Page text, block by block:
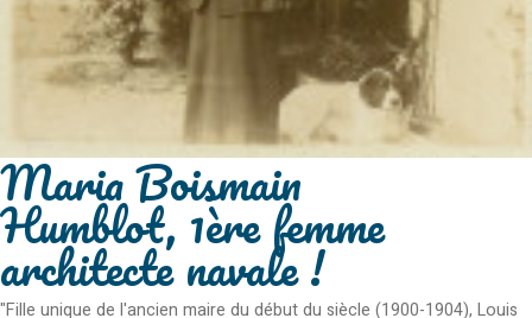
Maria Boismain
Humblot, 1ère femme
architecte navale !
"Fille unique de l'ancien maire du début du siècle (1900-1904), Louis